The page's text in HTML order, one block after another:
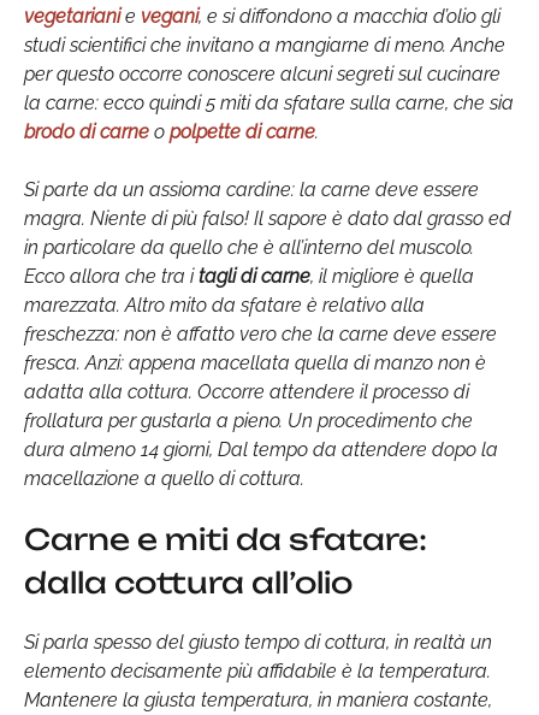
vegetarianie vegani, e si diffondono a macchia d’olio gli
studi scientifici che invitano a mangiarne di meno. Anche
per questo occorre conoscere alcuni segreti sul cucinare
la carne: ecco quindi 5 miti da sfatare sulla carne, che sia
brodo di carne o polpette di carne.
Si parte da un assioma cardine: la carne deve essere
magra. Niente di più falso! Il sapore è dato dal grasso ed
in particolare da quello che è all’interno del muscolo.
Ecco allora che tra itagli di carne, il migliore è quella
marezzata. Altro mito da sfatare è relativo alla
freschezza: non è affatto vero che la carne deve essere
fresca. Anzi: appena macellata quella di manzo non è
adatta alla cottura. Occorre attendere il processo di
frollatura per gustarla a pieno. Un procedimento che
dura almeno 14 giorni, Dal tempo da attendere dopo la
macellazione a quello di cottura.
Carne e miti da sfatare:
dalla cottura all’olio
Si parla spesso del giusto tempo di cottura, in realtà un
elemento decisamente più affidabile è la temperatura.
Mantenere la giusta temperatura, in maniera costante,